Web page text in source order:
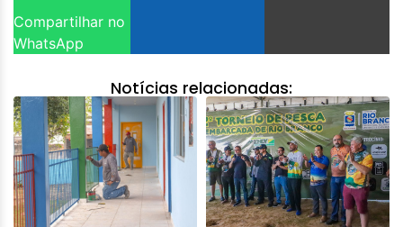
Compartilhar no
WhatsApp
Notícias relacionadas: